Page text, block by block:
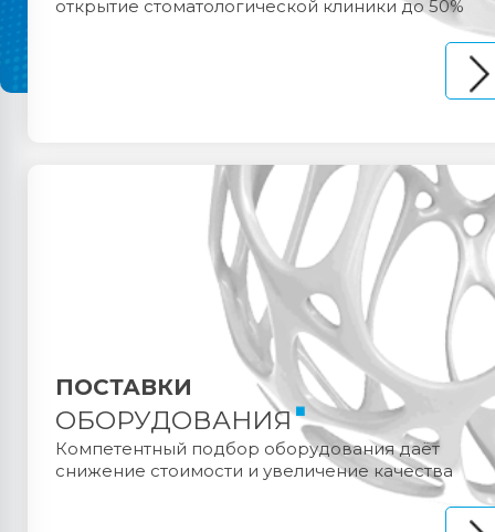
открытие стоматологической клиники до 50%
ПОСТАВКИ
ОБОРУДОВАНИЯ
Компетентный подбор оборудования даёт
снижение стоимости и увеличение качества